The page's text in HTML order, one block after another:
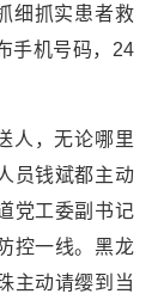
细抓实患者救
手机号码，24
人，无论哪里
员钱斌都主动
党工委副书记
控一线。黑龙
主动请缨到当